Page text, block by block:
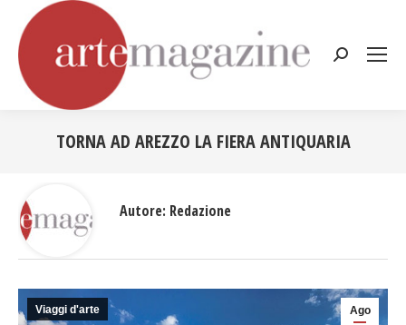
Cerca:
TORNA AD AREZZO LA FIERA ANTIQUARIA
Ago
Viaggi d'arte
Autore: Redazione